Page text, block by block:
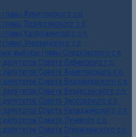
Ахметовского с.п.
Вознесенского с.п.
Каладжинского с.п.
Упорненского с.п.
выборы главы Сладковского с.п.
Совета Лабинского г.п.
Совета Ахметовского с.п.
Совета Владимирского с.п.
Совета Вознесенского с.п.
Совета Зассовского с.п.
Совета Каладжинского с.п.
Совета Лучевого с.п.
Совета Отважненского с.п.